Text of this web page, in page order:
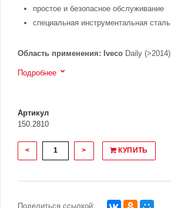
простое и безопасное обслуживание
специальная инструментальная сталь
Область применения: Iveco Daily (>2014)
Подробнее
Артикул
150.2810
< > КУПИТЬ
Поделиться ссылкой: